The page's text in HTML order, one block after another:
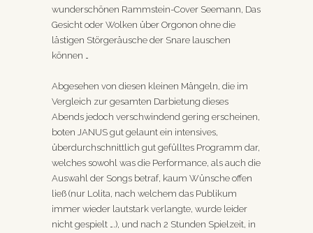
wunderschönen Rammstein-Cover Seemann, Das
Gesicht oder Wolken über Orgonon ohne die
lästigen Störgeräusche der Snare lauschen
können …
Abgesehen von diesen kleinen Mängeln, die im
Vergleich zur gesamten Darbietung dieses
Abends jedoch verschwindend gering erscheinen,
boten JANUS gut gelaunt ein intensives,
überdurchschnittlich gut gefülltes Programm dar,
welches sowohl was die Performance, als auch die
Auswahl der Songs betraf, kaum Wünsche offen
ließ (nur Lolita, nach welchem das Publikum
immer wieder lautstark verlangte, wurde leider
nicht gespielt ….), und nach 2 Stunden Spielzeit, in